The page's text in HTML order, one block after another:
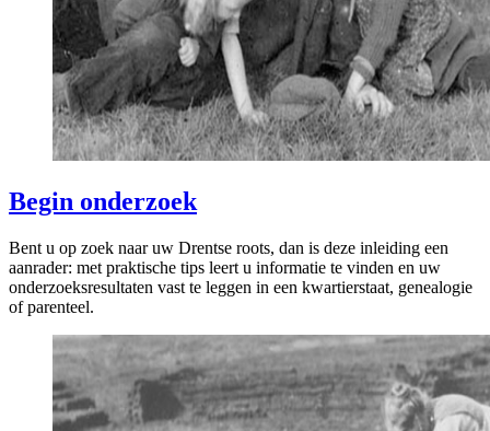
Begin onderzoek
Bent u op zoek naar uw Drentse roots, dan is deze inleiding een
aanrader: met praktische tips leert u informatie te vinden en uw
onderzoeksresultaten vast te leggen in een kwartierstaat, genealogie
of parenteel.